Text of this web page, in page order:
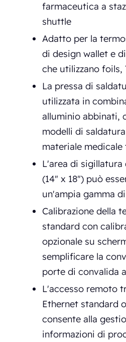
farmaceutica a
shuttle
Adatto per la
di design wallet e
che utilizzano foils,
La pressa di
utilizzata in
alluminio abbinati,
modelli di
materiale medicale
L'area di
(14" x 18") può
un'ampia gamma
Calibrazione della
standard con
opzionale su
semplificare la
porte di convalida
L'accesso remoto
Ethernet standard
consente alla
informazioni di